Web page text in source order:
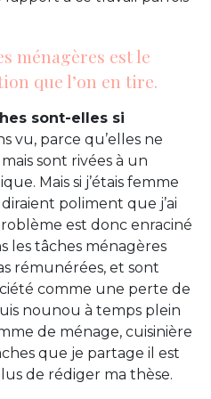
ménagères est le
que l’on en tire.
sont-elles si
vu, parce qu’elles ne
sont rivées à un
Mais si j’étais femme
poliment que j’ai
est donc enraciné
les tâches ménagères
rémunérées, et sont
comme une perte de
nounou à temps plein
de ménage, cuisinière
que je partage il est
de rédiger ma thèse.